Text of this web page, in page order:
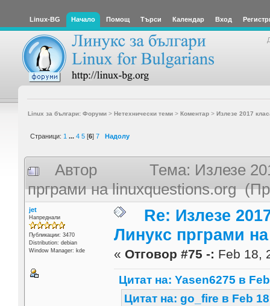
Linux-BG Начало Помощ Търси Календар Вход
Linux за българи: Форуми> Нетехнически теми> Коментар> Излезе 2017
Страници: 1 ... 4 5 [6] 7 Надолу
Автор
Тема: Излезе
прграми на linuxquestions.org
jet
Напреднали
Публикации: 3470
Distribution: debian
Window Manager: kde
Re: Излезе
Линукс прграми
« Отговор #75 -: Feb 18,
Цитат на: Yasen6275 в
Цитат на: go_fire в Feb